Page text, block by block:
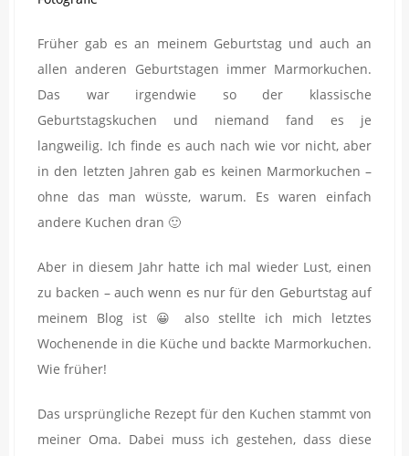
Früher gab es an meinem Geburtstag und auch an
allen anderen Geburtstagen immer Marmorkuchen.
Das war irgendwie so der klassische
Geburtstagskuchen und niemand fand es je
langweilig. Ich finde es auch nach wie vor nicht, aber
in den letzten Jahren gab es keinen Marmorkuchen –
ohne das man wüsste, warum. Es waren einfach
andere Kuchen dran 🙂
Aber in diesem Jahr hatte ich mal wieder Lust, einen
zu backen – auch wenn es nur für den Geburtstag auf
meinem Blog ist 😀 also stellte ich mich letztes
Wochenende in die Küche und backte Marmorkuchen.
Wie früher!
Das ursprüngliche Rezept für den Kuchen stammt von
meiner Oma. Dabei muss ich gestehen, dass diese